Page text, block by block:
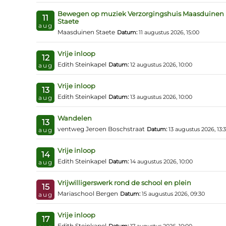
11
aug
Bewegen op muziek Verzorgingshuis Maasduinen
Staete
Maasduinen Staete Datum: 11 augustus 2026, 15:00
12
aug
Vrije inloop
Edith Steinkapel Datum: 12 augustus 2026, 10:00
13
aug
Vrije inloop
Edith Steinkapel Datum: 13 augustus 2026, 10:00
13
aug
Wandelen
ventweg Jeroen Boschstraat Datum: 13 augustus 2026,
14
aug
Vrije inloop
Edith Steinkapel Datum: 14 augustus 2026, 10:00
15
aug
Vrijwilligerswerk rond de school en plein
Mariaschool Bergen Datum: 15 augustus 2026, 09:30
17 Vrije inloop